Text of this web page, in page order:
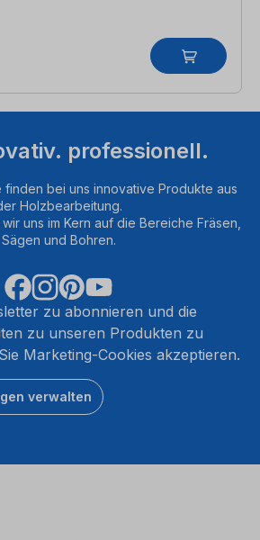
professionell.
finden bei uns innovative Produkte aus
Holzbearbeitung.
uns im Kern auf die Bereiche Fräsen,
Sägen und Bohren.
zu abonnieren und die
zu unseren Produkten zu
Marketing-Cookies akzeptieren.
verwalten